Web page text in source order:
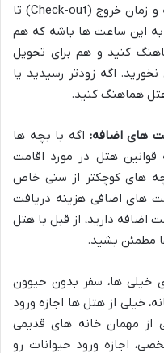
ساعت ۱۴ یا ۱۵ بعدازظهر شروع میشه و زمان خروج (Check-out) تا
به این ساعت ها باشه که هم
کنید و هم برای تحویل
اگه زودتر رسیدید یا
هتل هماهنگ کنید.
های اضافه: اگه با بچه ها
قوانین هتل در مورد اقامت
های کوچکتر از سنی خاص
های اضافی هزینه دریافت
اضافه دارید، از قبل با هتل
مطمئن بشید.
خیلی ها، سفر بدون حیوون
خیلی از هتل ها اجازه ورود
از مهمان خانه های قدیمی
اجازه ورود حیوانات رو